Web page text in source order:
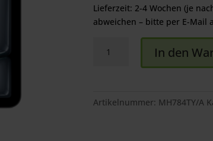
969,00 € 869,00
Lieferzeit: 2-4 Wochen (je
abweichen – bitte per E-Mail
Wi-
In den
Artikelnummer: MH784TY/A